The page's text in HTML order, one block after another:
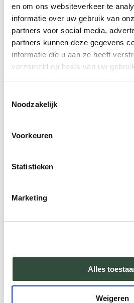
en om ons websiteverkeer te
informatie over uw gebruik van
partners voor social media,
partners kunnen deze gegevens
informatie die u aan ze heeft
verzameld op basis van uw
Noodzakelijk
Voorkeuren
Statistieken
Marketing
Alles
Weigeren
Aanvraagformulier